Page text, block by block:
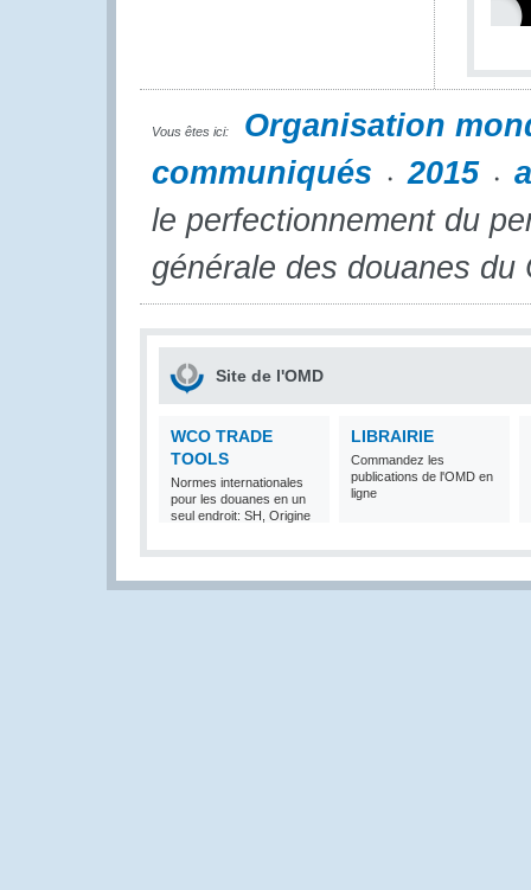
Vous êtes ici:
Organisation
communiqués
2015
le perfectionnement du
générale des douanes du
Site de l'OMD
WCO TRADE
TOOLS
Normes internationales
pour les douanes en un
seul endroit: SH, Origine
LIBRAIRIE
Commandez les
publications de l'OMD en
ligne